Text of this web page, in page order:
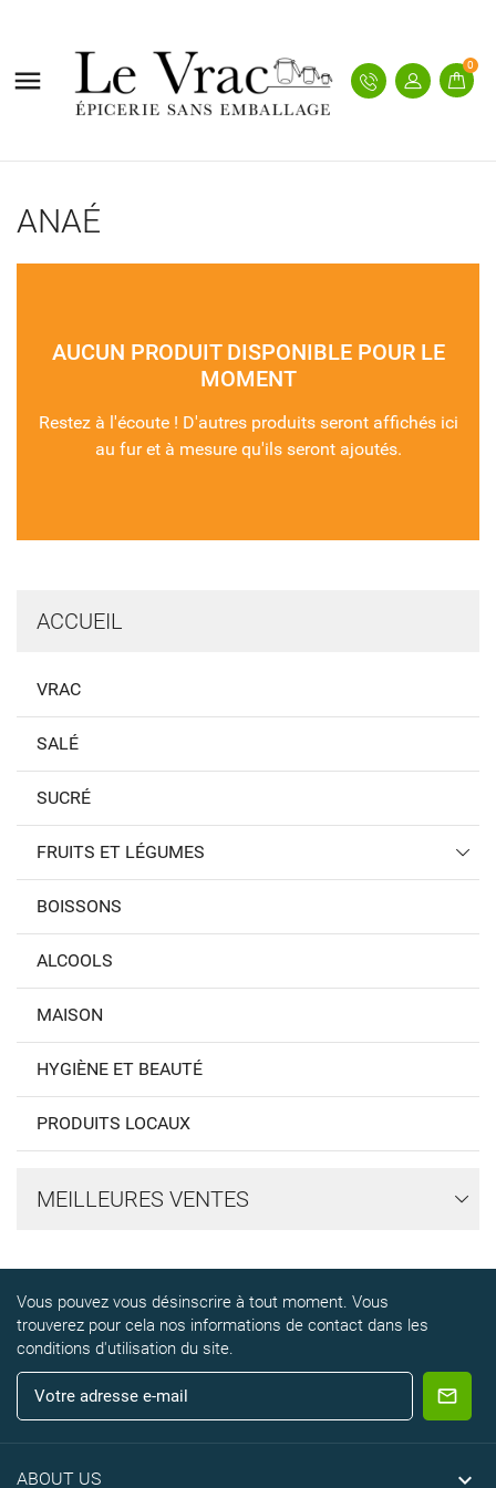
 0
ACCUEIL
VRAC
SALÉ
SUCRÉ
FRUITS ET LÉGUMES
BOISSONS
ALCOOLS
MAISON
HYGIÈNE ET BEAUTÉ
PRODUITS LOCAUX
MEILLEURES VENTES
ANAÉ
AUCUN PRODUIT DISPONIBLE POUR LE
MOMENT
Restez à l'écoute ! D'autres produits seront affichés ici
au fur et à mesure qu'ils seront ajoutés.
Vous pouvez vous désinscrire à tout moment. Vous
trouverez pour cela nos informations de contact dans les
conditions d'utilisation du site.
ABOUT US 